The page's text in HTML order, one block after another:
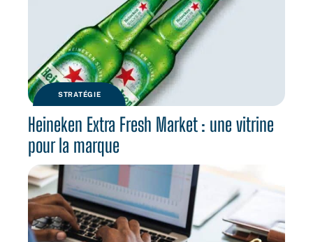
STRATÉGIE
Heineken Extra Fresh Market : une vitrine
pour la marque